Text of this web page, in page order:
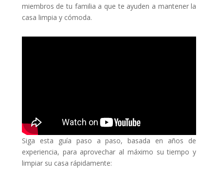
miembros de tu familia a que te ayuden a mantener la
casa limpia y cómoda.
Siga esta guía paso a paso, basada en años de
experiencia, para aprovechar al máximo su tiempo y
limpiar su casa rápidamente: